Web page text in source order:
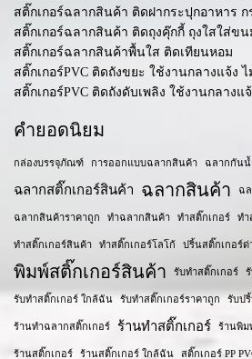
สติ๊กเกอร์ฉลากสินค้า ติดฝากระปุกอาหาร
สติ๊กเกอร์ฉลากสินค้า ติดถุงคุ๊กกี้ ถุงใสใส่ขน
สติ๊กเกอร์ฉลากสินค้าพื้นใส ติดเทียนหอม
สติ๊กเกอร์PVC ติดถังขยะ ใช้งานกลางแจ้ง
สติ๊กเกอร์PVC ติดถังดับเพลิง ใช้งานกลางแ
คำยอดนิยม
กล่องบรรจุภัณฑ์ การออกแบบฉลากสินค้า ฉลากกันน้
ฉลากสติ๊กเกอร์สินค้า
ฉลากสินค้า ฉ
ฉลากสินค้าราคาถูก ทำฉลากสินค้า ทำสติ๊กเกอร์ ทำ
ทำสติ๊กเกอร์สินค้า ทำสติ๊กเกอร์โลโก้ ปริ้นสติ๊กเกอร์ด่
พิมพ์สติ๊กเกอร์สินค้า รับทำสติ๊กเกอร์
รับทำสติ๊กเกอร์ ใกล้ฉัน รับทำสติ๊กเกอร์ราคาถูก รับป
ร้านทำฉลากสติ๊กเกอร์ ร้านทำสติ๊กเกอร์ ร้านพิม
ร้านสติ๊กเกอร์ ร้านสติ๊กเกอร์ ใกล้ฉัน สติ๊กเกอร์ PP